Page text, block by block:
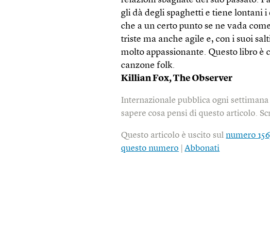
gli dà degli spaghetti e tiene lontani
che a un certo punto se ne vada
triste ma anche agile e, con i suoi
molto appassionante. Questo libro è
canzone folk.
Killian Fox, The Observer
Internazionale pubblica ogni
sapere cosa pensi di questo articolo.
Questo articolo è uscito sulnumero
questo numero |Abbonati